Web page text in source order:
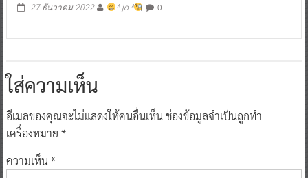
27 ธันวาคม 2022 ^ jo ^ 0
ใส่ความเห็น
อีเมลของคุณจะไม่แสดงให้คนอื่นเห็นช่องข้อมูลจำเป็นถูกทำ
เครื่องหมาย *
ความเห็น*